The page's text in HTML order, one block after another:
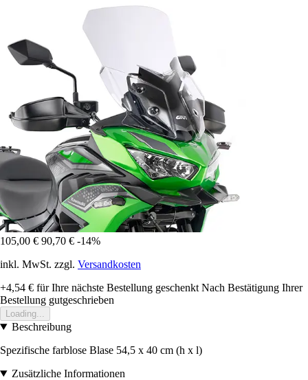
105,00 € 90,70 € -14%
inkl. MwSt. zzgl. Versandkosten
+4,54 € für Ihre nächste Bestellung geschenkt Nach Bestätigung Ihrer
Bestellung gutgeschrieben
Loading...
Beschreibung
Spezifische farblose Blase 54,5 x 40 cm (h x l)
Zusätzliche Informationen